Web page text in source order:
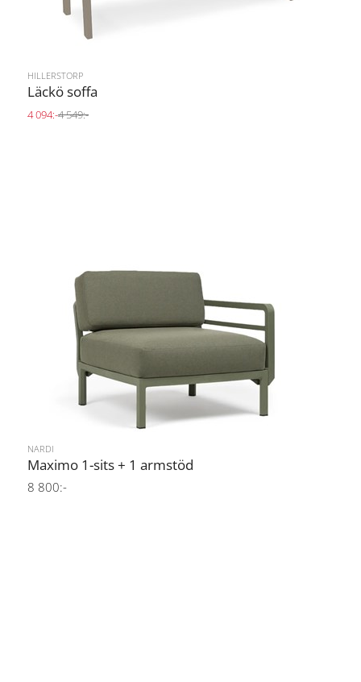
HILLERSTORP
Läckö soffa
4 094:-4 549:-
NARDI
Maximo 1-sits + 1 armstöd
8 800:-